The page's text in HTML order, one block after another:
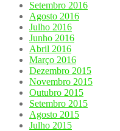
Setembro 2016
Agosto 2016
Julho 2016
Junho 2016
Abril 2016
Março 2016
Dezembro 2015
Novembro 2015
Outubro 2015
Setembro 2015
Agosto 2015
Julho 2015